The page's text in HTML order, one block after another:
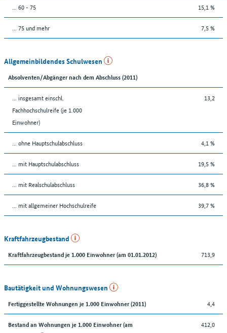
... 60 - 75 15,1 %
... 75 und mehr 7,5 %
Allgemeinbildendes Schulwesen
Absolventen/Abgänger nach dem Abschluss (2011)
... insgesamt einschl.
Fachhochschulreife (je 1.000
Einwohner)
13,2
... ohne Hauptschulabschluss 4,1 %
... mit Hauptschulabschluss 19,5 %
... mit Realschulabschluss 36,8 %
... mit allgemeiner Hochschulreife 39,7 %
Kraftfahrzeugbestand
Kraftfahrzeugbestand je 1.000 Einwohner (am 01.01.2012) 713,9
Bautätigkeit und Wohnungswesen
Fertiggestellte Wohnungen je 1.000 Einwohner (2011) 4,4
Bestand an Wohnungen je 1.000 Einwohner (am
412,0